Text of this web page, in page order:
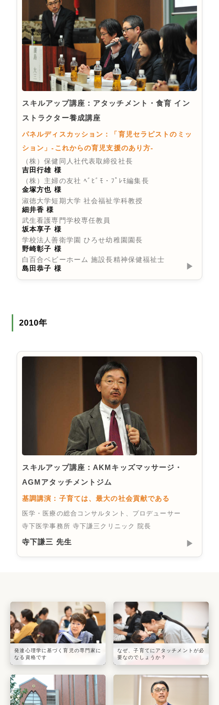
スキルアップ講座：アタッチメント・食育 イン
ストラクター養成講座
パネルディスカッション：「育児セラピストのミッ
ション」-これからの育児支援のあり方-
（株）保健同人社代表取締役社長
吉田行雄 様
（株）主婦の友社 ﾍﾞﾋﾞﾓ・ﾌﾟﾚﾓ編集長
金塚方也 様
淑徳大学短期大学 社会福祉学科教授
細井香 様
武生看護専門学校専任教員
坂本享子 様
学校法人善衛学園 ひろせ幼稚園園長
野崎彰子 様
白百合ベビーホーム 施設長精神保健福祉士
島田恭子 様
▶︎
2010年
スキルアップ講座：AKMキッズマッサージ・
AGMアタッチメントジム
基調講演：子育ては、最大の社会貢献である
医学・医療の総合コンサルタント、プロデューサー
寺下医学事務所 寺下謙三クリニック 院長
寺下謙三 先生 ▶︎
発達心理学に基づく育児の専門家に
なる資格です
なぜ、子育てにアタッチメントが必
要なのでしょうか？